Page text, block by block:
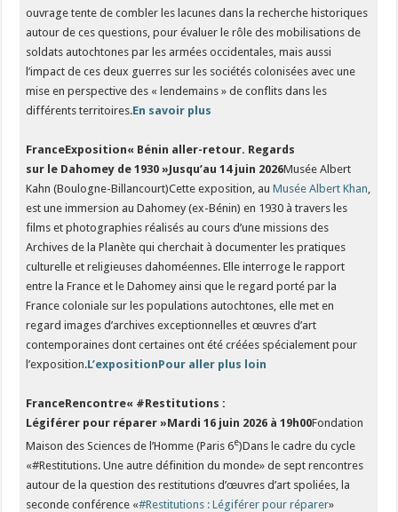
ouvrage tente de combler les lacunes dans la recherche historiques
autour de ces questions, pour évaluer le rôle des mobilisations de
soldats autochtones par les armées occidentales, mais aussi
l’impact de ces deux guerres sur les sociétés colonisées avec une
mise en perspective des « lendemains » de conflits dans les
différents territoires.En savoir plus
FranceExposition« Bénin aller-retour. Regards
sur le Dahomey de 1930 »Jusqu’au 14 juin 2026Musée Albert
Kahn (Boulogne-Billancourt)Cette exposition, auMusée Albert Khan
est une immersion au Dahomey (ex-Bénin) en 1930 à travers les
films et photographies réalisés au cours d’une missions des
Archives de la Planète qui cherchait à documenter les pratiques
culturelle et religieuses dahoméennes. Elle interroge le rapport
entre la France et le Dahomey ainsi que le regard porté par la
France coloniale sur les populations autochtones, elle met en
regard images d’archives exceptionnelles et œuvres d’art
contemporaines dont certaines ont été créées spécialement pour
l’exposition.L’expositionPour aller plus loin
FranceRencontre« #Restitutions :
Légiférer pour réparer »Mardi 16 juin 2026 à 19h00Fondation
Maison des Sciences de l’Homme (Paris 6e)Dans le cadre du cycle
«#Restitutions. Une autre définition du monde» de sept rencontres
autour de la question des restitutions d’œuvres d’art spoliées, la
seconde conférence «#Restitutions : Légiférer pour réparer»